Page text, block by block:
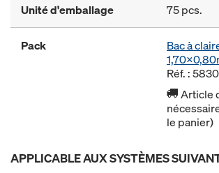
Unité d'emballage 75 pcs.
Pack
Bac à
Réf. :
Article
le panier)
APPLICABLE AUX SYSTÈMES